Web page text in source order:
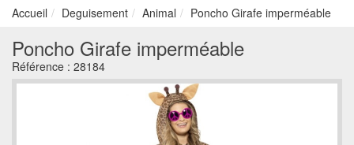
Accueil Deguisement Animal Poncho Girafe imperméable
Poncho Girafe imperméable
Référence : 28184